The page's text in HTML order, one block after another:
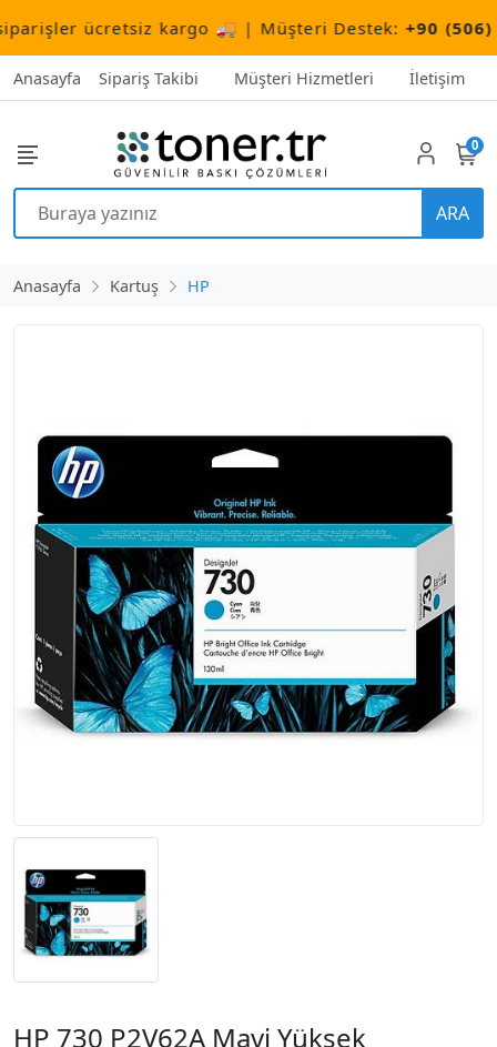
ücretsiz kargo 🚚 | Müşteri Destek:+90 (506)
Anasayfa Sipariş Takibi Müşteri Hizmetleri İletişim
ARA
0
Anasayfa Kartuş HP
HP 730 P2V62A Mavi Yüksek